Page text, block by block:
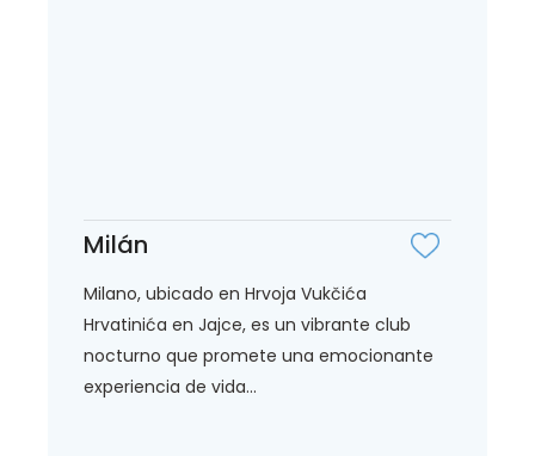
Milán
Milano, ubicado en Hrvoja Vukčića
Hrvatinića en Jajce, es un vibrante club
nocturno que promete una emocionante
experiencia de vida...